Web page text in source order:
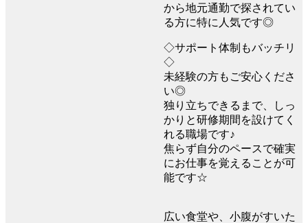
から地元通勤で探されてい
る方に特に人気です◎
◇サポート体制もバッチリ
◇
未経験の方もご安心くださ
い◎
独り立ちできるまで、しっ
かりと研修期間を設けてく
れる職場です♪
焦らず自分のペースで確実
にお仕事を覚えることが可
能です☆
広い食堂や、小腹がすいた